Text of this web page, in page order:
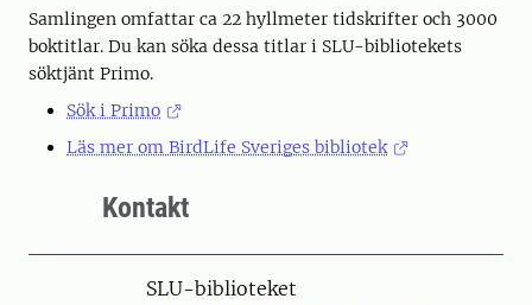
Samlingen omfattar ca 22 hyllmeter tidskrifter och 3000
boktitlar. Du kan söka dessa titlar i SLU-bibliotekets
söktjänt Primo.
Sök i Primo
Läs mer om BirdLife Sveriges bibliotek
Kontakt
SLU-biblioteket